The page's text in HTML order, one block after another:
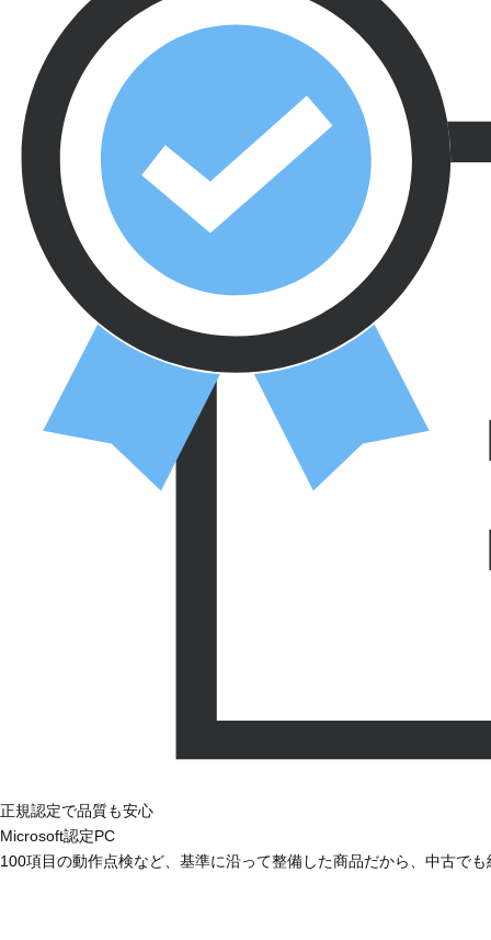
正規認定で品質も安心
Microsoft認定PC
100項目の動作点検など、基準に沿って整備した商品だから、中古で